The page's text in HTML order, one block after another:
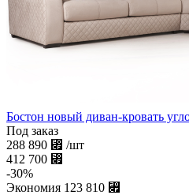
Бостон новый диван-кровать
Под заказ
288 890 ⃏ /шт
412 700 ⃏
-30%
Экономия 123 810 ⃏